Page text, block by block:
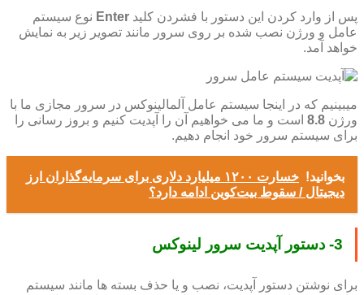
پس از وارد کردن این دستور با فشردن کلید Enter نوع سیستم
عامل و ورژن نصب شده بر روی سرور مانند تصویر زیر به نمایش
خواهد آمد.
میبینیم که در اینجا سیستم عامل آلمالینوکس در سرور مجازی ما با
ورژن 8.8 است و ما می خواهیم آن را آپدیت کنیم و بروز رسانی را
برای سیستم سرور خود انجام دهیم.
بخوانید!
خسارت ۱۲۰۰ میلیارد دلاری برای سرمایه‌گذاران ارز
دیجیتال / سقوط بیت‌کوین ادامه دارد؟
3- دستور آپدیت سرور لینوکس
برای نوشتن دستور آپدیت، نصب و یا حذف بسته ها مانند سیستم